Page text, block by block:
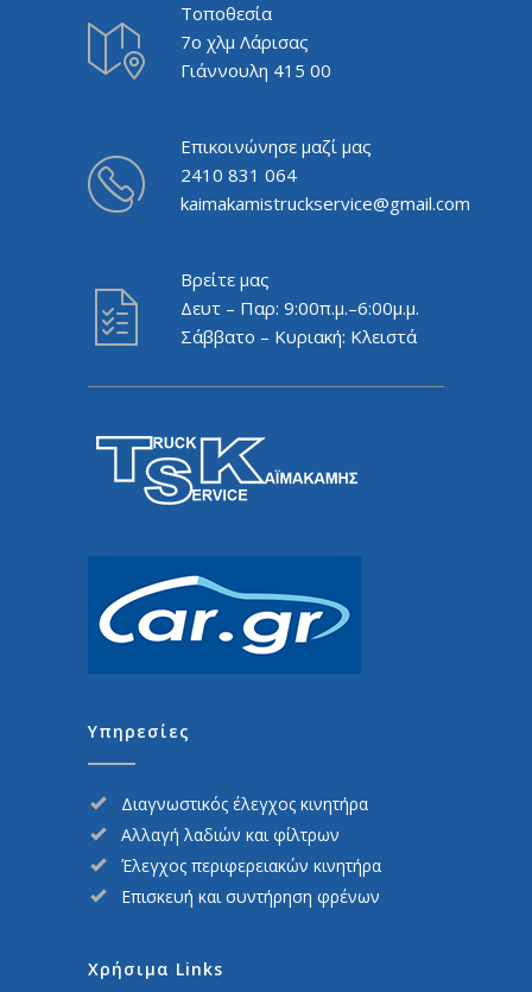
Τοποθεσία
7ο χλμ Λάρισας
Γιάννουλη 415 00
Επικοινώνησε μαζί μας
2410 831 064
kaimakamistruckservice@gmail.com
Βρείτε μας
Δευτ – Παρ: 9:00π.μ.–6:00μ.μ.
Σάββατο – Κυριακή: Κλειστά
Υπηρεσίες
Διαγνωστικός έλεγχος κινητήρα
Αλλαγή λαδιών και φίλτρων
Έλεγχος περιφερειακών κινητήρα
Επισκευή και συντήρηση φρένων
Χρήσιμα Links